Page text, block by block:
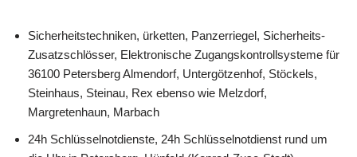
Sicherheitstechniken, ürketten, Panzerriegel, Sicherheits-
Zusatzschlösser, Elektronische Zugangskontrollsysteme für
36100 Petersberg Almendorf, Untergötzenhof, Stöckels,
Steinhaus, Steinau, Rex ebenso wie Melzdorf,
Margretenhaun, Marbach
24h Schlüsselnotdienste, 24h Schlüsselnotdienst rund um